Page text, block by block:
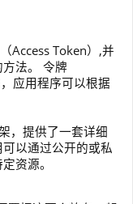
Access Token）,并
法。 令牌
应用程序可以根据
，提供了一套详细
以通过公开的或私
资源。